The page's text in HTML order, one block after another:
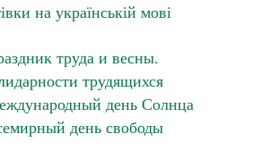
на українській мові
труда и весны.
трудящихся
день Солнца
день свободы